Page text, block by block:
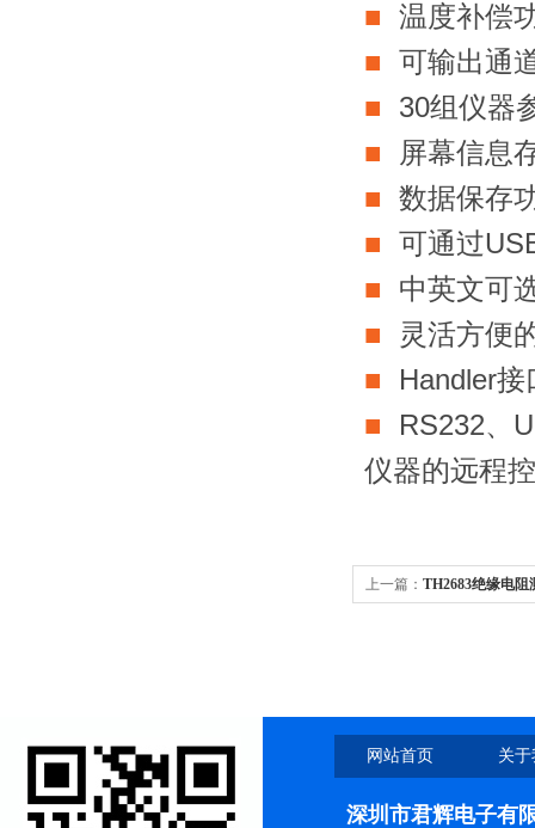
■
温度补偿
■
可输出通
■
30组仪器
■
屏幕信息
■
数据保存
■
可通过
■
中英文可
■
灵活方便
■
Handler
■
RS232、
仪器的远程
上一篇： TH2683绝缘电阻
网站首页 关
深圳市君辉电子有